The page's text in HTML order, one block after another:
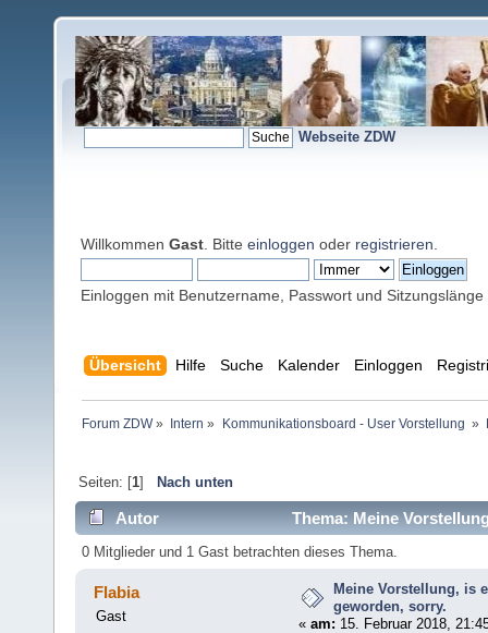
Webseite ZDW
Willkommen Gast . Bitte einloggen oder registrieren
Einloggen mit Benutzername, Passwort und Sitzungslänge
Übersicht Hilfe Suche Kalender Einloggen
Forum ZDW» Intern » Kommunikationsboard - User Vorstellung »
Seiten: [1] Nach unten
Autor Thema: Meine
0 Mitglieder und 1 Gast betrachten dieses Thema.
Flabia
Gast
Meine Vorstellung, is
geworden, sorry.
« am: 15. Februar 2018,